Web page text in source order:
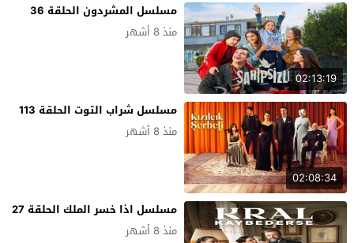
02:13:19
مسلسل المشردون الحلقة 36
منذ 8 أشهر
02:08:34
مسلسل شراب التوت الحلقة 113
منذ 8 أشهر
مسلسل اذا خسر الملك الحلقة 27
منذ 8 أشهر